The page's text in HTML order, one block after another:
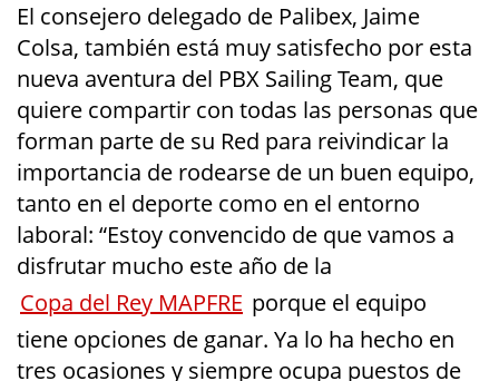
El consejero delegado de Palibex, Jaime
Colsa, también está muy satisfecho por esta
nueva aventura del PBX Sailing Team, que
quiere compartir con todas las personas que
forman parte de su Red para reivindicar la
importancia de rodearse de un buen equipo,
tanto en el deporte como en el entorno
laboral: “Estoy convencido de que vamos a
disfrutar mucho este año de la
Copa del Rey MAPFRE porque el equipo
tiene opciones de ganar. Ya lo ha hecho en
tres ocasiones y siempre ocupa puestos de